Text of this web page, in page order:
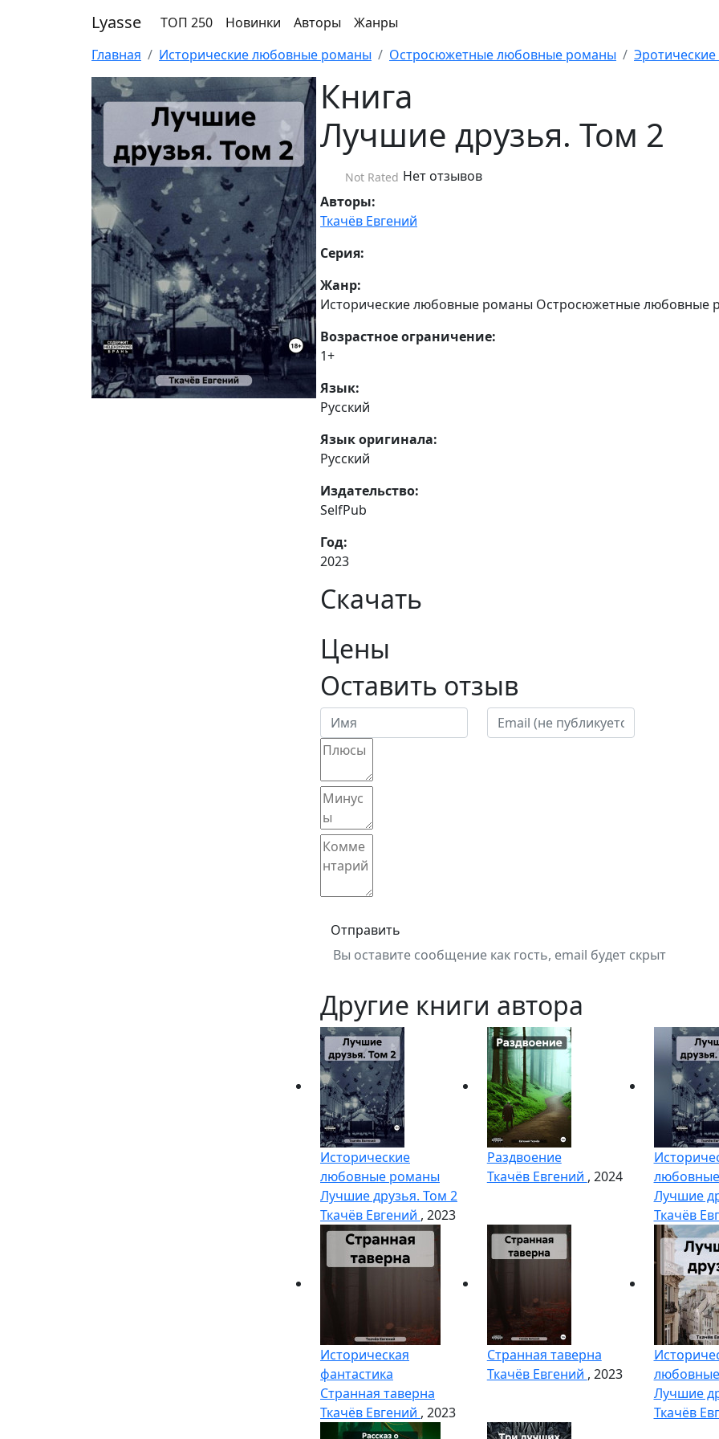
Lyasse ТОП 250 Новинки Авторы
Жанры
Главная
Исторические любовные романы Остросюжетные любовные романы
Книга
Лучшие друзья. Том 2
Not Rated Нет отзывов
Авторы:
Ткачёв Евгений
Серия:
Жанр:
Исторические любовные романы Остросюжетные любовные
Возрастное ограничение:
1+
Язык:
Русский
Язык оригинала:
Русский
Издательство:
SelfPub
Год:
2023
Скачать
Цены
Оставить отзыв
Отправить
Вы оставите сообщение как гость, email будет скрыт
Другие книги автора
Исторические
любовные романы
Лучшие друзья. Том 2
Ткачёв Евгений , 2023
Раздвоение
Ткачёв Евгений , 2024
Лучшие
Ткачёв
Историческая
фантастика
Странная таверна
Ткачёв Евгений , 2023
Странная таверна
Ткачёв Евгений , 2023
Лучшие
Ткачёв